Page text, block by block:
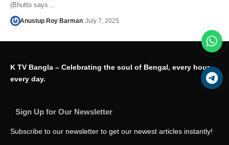
(Bhutto says…
Anustup Roy Barman July 7, 2025
K TV Bangla – Celebrating the soul of Bengal, every hour,
every day.
Sign Up for Our Newsletter
Subscribe to our newsletter to get our newest articles instantly!